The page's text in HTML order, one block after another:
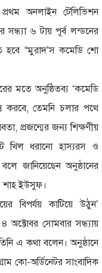
প্রথম অনলাইন টেলিভিশন
৬ টায় পূর্ব লন্ডনের
হবে “মুরাদ’স কমেডি শো
মতে অনুষ্ঠিতব্য ‘কমেডি
করবে, তেমনি চলার পথে
প্রজন্মের জন্য শিক্ষণীয়
খিল ধরানো হাস্যরস ও
জানিয়েছেন অনুষ্ঠানের
ইউসুফ।
বিপর্যয় কাটিয়ে উঠুন’
অক্টোবর সোমবার সন্ধ্যায়
এ কথা বলেন। অনুষ্ঠানে
কো-অর্ডিনেটর সাংবাদিক